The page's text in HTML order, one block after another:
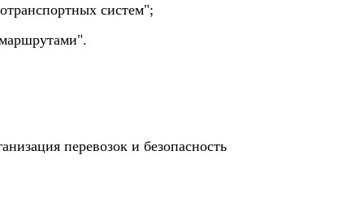
систем";
перевозок и безопасность